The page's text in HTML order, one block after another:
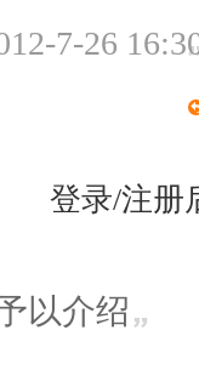
7-26
登录/注册
以介绍